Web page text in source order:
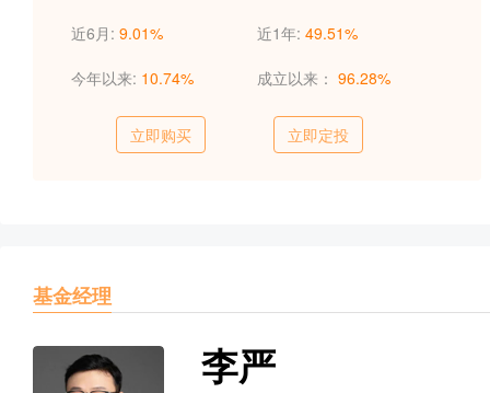
近6月: 9.01% 近1年: 49.51%
今年以来: 10.74% 成立以来： 96.28%
立即购买 立即定投
基金经理
李严